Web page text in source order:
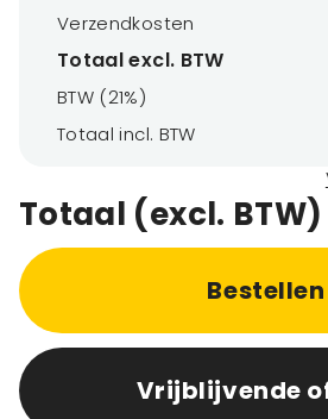
Verzendkosten
Totaal excl. BTW
BTW (21%)
Totaal incl. BTW
Totaal (excl. BTW)
Bestellen
Vrijblijvende